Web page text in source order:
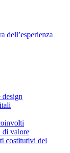
dell’esperienza
design
di valore
costitutivi del